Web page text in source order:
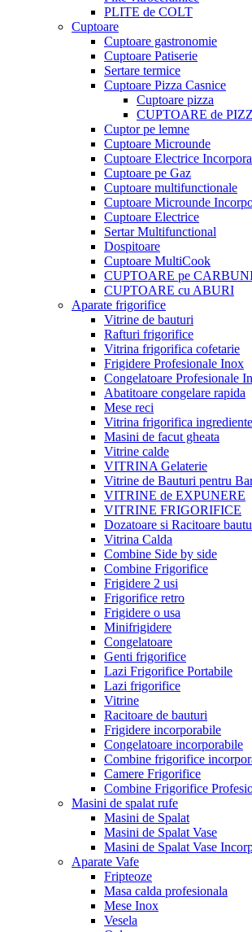
PLITE de COLT
Cuptoare
Cuptoare gastronomie
Cuptoare Patiserie
Sertare termice
Cuptoare Pizza Casnice
Cuptoare pizza
CUPTOARE de
Cuptor pe lemne
Cuptoare Microunde
Cuptoare Electrice
Cuptoare pe Gaz
Cuptoare multifunctionale
Cuptoare Microunde
Cuptoare Electrice
Sertar Multifunctional
Dospitoare
Cuptoare MultiCook
CUPTOARE pe
CUPTOARE cu ABURI
Aparate frigorifice
Vitrine de bauturi
Rafturi frigorifice
Vitrina frigorifica cofetarie
Frigidere Profesionale Inox
Congelatoare Profesionale
Abatitoare congelare rapida
Mese reci
Vitrina frigorifica ingrediente
Masini de facut gheata
Vitrine calde
VITRINA Gelaterie
Vitrine de Bauturi pentru
VITRINE de EXPUNERE
VITRINE FRIGORIFICE
Dozatoare si Racitoare
Vitrina Calda
Combine Side by side
Combine Frigorifice
Frigidere 2 usi
Frigorifice retro
Frigidere o usa
Minifrigidere
Congelatoare
Genti frigorifice
Lazi Frigorifice Portabile
Lazi frigorifice
Vitrine
Racitoare de bauturi
Frigidere incorporabile
Congelatoare incorporabile
Combine frigorifice
Camere Frigorifice
Combine Frigorifice
Masini de spalat rufe
Masini de Spalat
Masini de Spalat Vase
Masini de Spalat Vase
Aparate Vafe
Fripteoze
Masa calda profesionala
Mese Inox
Vesela